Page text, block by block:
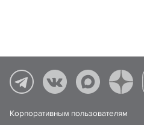
Корпоративным пользователям